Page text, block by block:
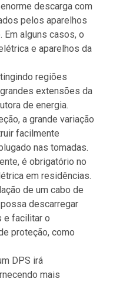
descarga com
pelos aparelhos
Em alguns casos, o
e aparelhos da
regiões
extensões da
de energia.
a grande variação
facilmente
nas tomadas.
é obrigatório no
em residências.
de um cabo de
descarregar
e facilitar o
proteção, como
DPS irá
mais